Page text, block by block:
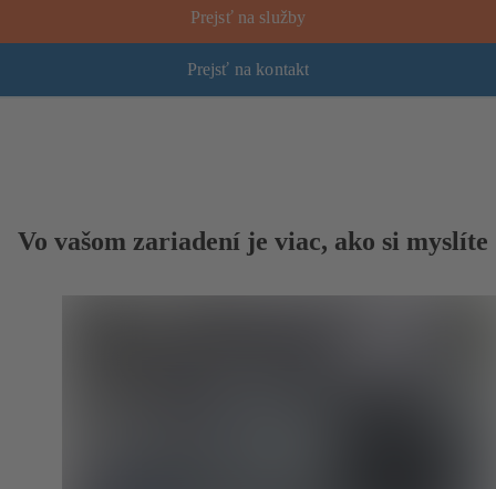
Prejsť na služby
Prejsť na kontakt
Vo vašom zariadení je viac, ako si myslíte